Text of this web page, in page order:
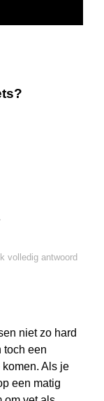
volledig antwoord
niet zo hard
toch een
Als je
een matig